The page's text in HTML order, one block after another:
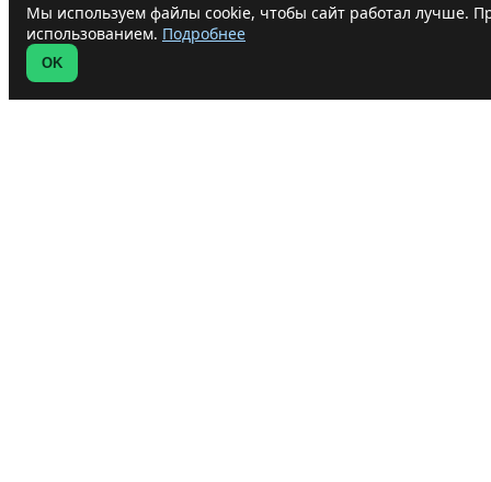
Мы используем файлы cookie, чтобы сайт работал лучше.
использованием. Подробнее
OK